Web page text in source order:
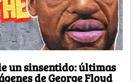
un sinsentido: últimas
de George Floyd